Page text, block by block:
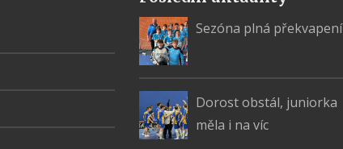
Sezóna plná překvapení
Dorost obstál, juniorka
měla i na víc